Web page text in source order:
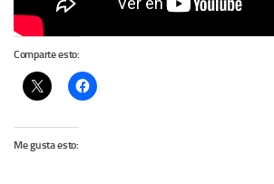
Comparte esto:
Me gusta esto: